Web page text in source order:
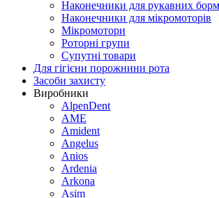
Наконечники для рукавних
Наконечники для мікромоторів
Мікромотори
Роторні групи
Супутні товари
Для гігієни порожнини рота
Засоби захисту
Виробники
AlpenDent
AME
Amident
Angelus
Anios
Ardenia
Arkona
Asim